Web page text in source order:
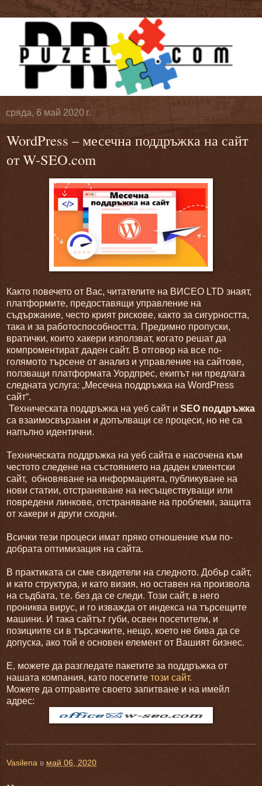
сряда, 6 май 2020 г.
WordPress – месечна поддръжка на сайт
от W-SEO.com
Както повечето от Вас, читателите на ВИСЕО LTD знаят,
платформите, предоставящи управление на
съдържание, често крият рискове, както за сигурността,
така и за работоспособността. Предимно пропуски,
вратички, които хакери използват, когато решат да
компроментират даден сайт. В отговор на все по-
голямото търсене от анализ и управление на сайтове,
ползващи платформата Уордпрес, екипът ни предлага
следната услуга: „Месечна поддръжка на WordPress
сайт“.
Техническата поддръжка на уеб сайт и SEO поддръжка
са взаимосвързани и допълващи се процеси, но не са
напълно идентични.
Техническата поддръжка на уеб сайта е насочена към
честото следене на състоянието на даден клиентски
сайт, обновяване на информацията, публикуване на
нови статии, отстраняване на несъществуващи или
повредени линкове, отстраняване на проблеми, защита
от хакери и други сходни.
Всички тези процеси имат пряко отношение към по-
добрата оптимизация на сайта.
В практиката си сме свидетели на следното. Добър сайт,
и като структура, и като визия, но оставен на произвола
на съдбата, т.е. без да се следи. Този сайт, в него
прониква вирус, и го изважда от индекса на търсещите
машини. И така сайтът губи, освен посетители, и
позициите си в търсачките, нещо, което не бива да се
допуска, ако той е основен елемент от Вашият бизнес.
Е, можете да разгледате пакетите за поддръжка от
нашата компания, като посетите този сайт.
Можете да отправите своето запитване и на имейл
адрес:
Vasilena в май 06, 2020